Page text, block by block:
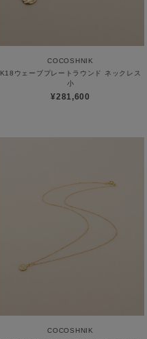
COCOSHNIK
K18ウェーブプレートラウンド ネックレス
小
¥281,600
COCOSHNIK